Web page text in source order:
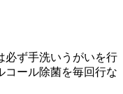
必ず手洗いうがいを行
コール除菌を毎回行な